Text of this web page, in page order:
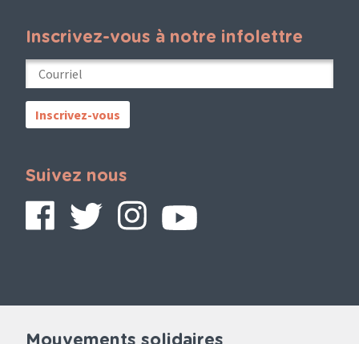
Inscrivez-vous à notre infolettre
Suivez nous
Mouvements solidaires